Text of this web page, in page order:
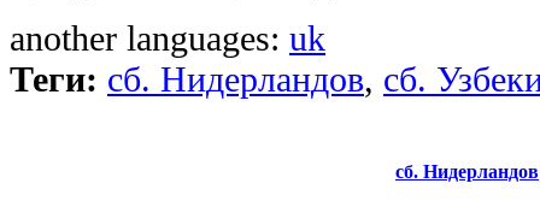
another languages: uk
Теги: сб. Нидерландов, сб.
сб. Нидерландов